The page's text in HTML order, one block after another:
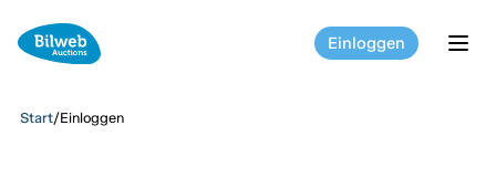
Einloggen
Start/Einloggen